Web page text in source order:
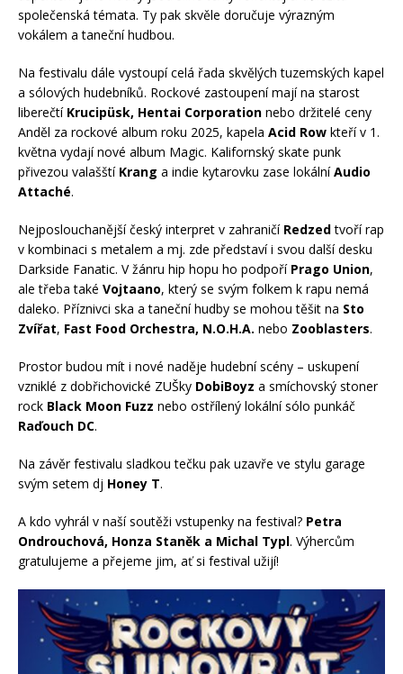
společenská témata. Ty pak skvěle doručuje výrazným
vokálem a taneční hudbou.
Na festivalu dále vystoupí celá řada skvělých tuzemských kapel
a sólových hudebníků. Rockové zastoupení mají na starost
liberečtí Krucipüsk, Hentai Corporation nebo držitelé ceny
Anděl za rockové album roku 2025, kapela Acid Row kteří v 1.
května vydají nové album Magic. Kalifornský skate punk
přivezou valašští Krang a indie kytarovku zase lokálníAudio
Attaché.
Nejposlouchanější český interpret v zahraničí Redzedtvoří rap
v kombinaci s metalem a mj. zde představí i svou další desku
Darkside Fanatic. V žánru hip hopu ho podpoří Prago Union,
ale třeba také Vojtaano, který se svým folkem k rapu nemá
daleko. Příznivci ska a taneční hudby se mohou těšit na Sto
Zvířat, Fast Food Orchestra, N.O.H.A. nebo Zooblasters.
Prostor budou mít i nové naděje hudební scény – uskupení
vzniklé z dobřichovické ZUŠky DobiBoyz a smíchovský stoner
rock Black Moon Fuzz nebo ostřílený lokální sólo punkáč
Raďouch DC.
Na závěr festivalu sladkou tečku pak uzavře ve stylu garage
svým setem dj Honey T.
A kdo vyhrál v naší soutěži vstupenky na festival? Petra
Ondrouchová, Honza Staněk a Michal Typl. Výhercům
gratulujeme a přejeme jim, ať si festival užijí!